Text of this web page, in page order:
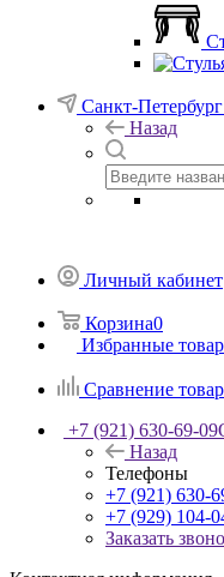
Санкт-Петербург
Назад
Личный кабинет
Корзина0
Избранные
Сравнение
+7 (921) 630-69-09
Назад
Телефоны
+7 (921) 630-
+7 (929) 104-
Заказать